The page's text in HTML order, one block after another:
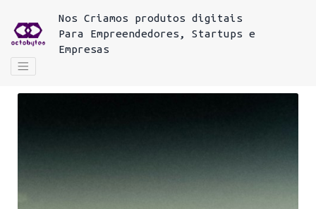
NosCriamos produtos digitais
Para
Empreendedores, Startups e
Empresas